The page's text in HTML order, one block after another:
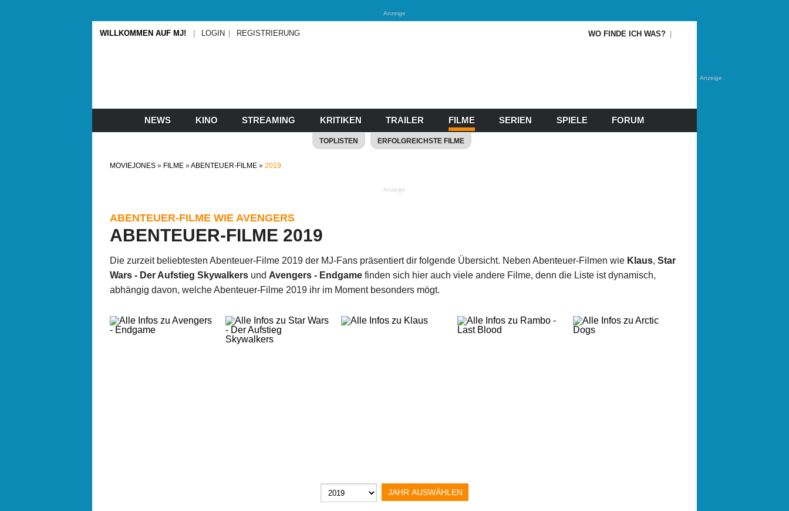
Anzeige
Anzeige
WILLKOMMEN AUF MJ! LOGIN REGISTRIERUNG WO FINDE ICH WAS?
NEWS KINO STREAMING KRITIKEN TRAILER FILME SERIEN SPIELE FORUM
TOPLISTEN ERFOLGREICHSTE FILME
MOVIEJONES FILME ABENTEUER-FILME 2019
Anzeige
ABENTEUER-FILME WIE AVENGERS
ABENTEUER-FILME 2019
Die zurzeit beliebtesten Abenteuer-Filme 2019 der MJ-Fans präsentiert dir folgende Übersicht. Neben Abenteuer-Filmen wie Klaus, Star
Wars - Der Aufstieg Skywalkers und Avengers - Endgame finden sich hier auch viele andere Filme, denn die Liste ist dynamisch,
abhängig davon, welche Abenteuer-Filme 2019 ihr im Moment besonders mögt.